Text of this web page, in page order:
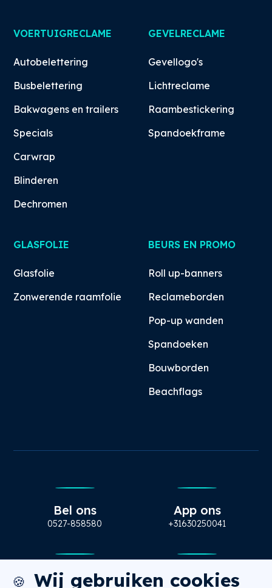
VOERTUIGRECLAME
Autobelettering
Busbelettering
Bakwagens en trailers
Specials
Carwrap
Blinderen
Dechromen
GEVELRECLAME
Gevellogo's
Lichtreclame
Raambestickering
Spandoekframe
GLASFOLIE
Glasfolie
Zonwerende raamfolie
BEURS EN PROMO
Roll up-banners
Reclameborden
Pop-up wanden
Spandoeken
Bouwborden
Beachflags
Bel ons
0527-858580
App ons
+31630250041
Mail ons Bezoek ons
🍪 Wij gebruiken cookies